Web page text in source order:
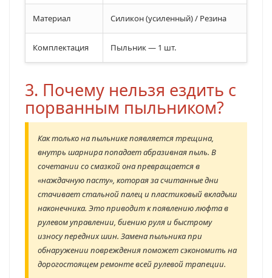
Материал Силикон (усиленный) / Резина
Комплектация Пыльник — 1 шт.
3. Почему нельзя ездить с
порванным пыльником?
Как только на пыльнике появляется трещина,
внутрь шарнира попадает абразивная пыль. В
сочетании со смазкой она превращается в
«наждачную пасту», которая за считанные дни
стачивает стальной палец и пластиковый вкладыш
наконечника. Это приводит к появлению люфта в
рулевом управлении, биению руля и быстрому
износу передних шин. Замена пыльника при
обнаружении повреждения поможет сэкономить на
дорогостоящем ремонте всей рулевой трапеции.